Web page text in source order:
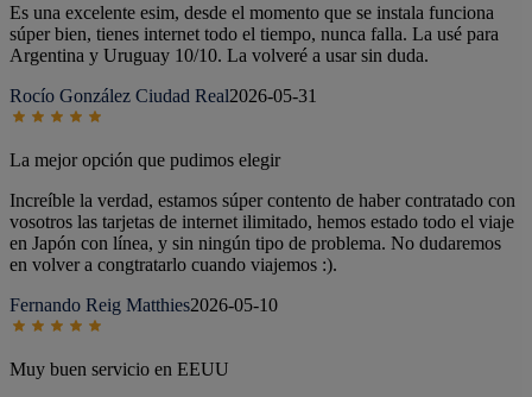
Es una excelente esim, desde el momento que se instala funciona
súper bien, tienes internet todo el tiempo, nunca falla. La usé para
Argentina y Uruguay 10/10. La volveré a usar sin duda.
Rocío González Ciudad Real2026-05-31
La mejor opción que pudimos elegir
Increíble la verdad, estamos súper contento de haber contratado con
vosotros las tarjetas de internet ilimitado, hemos estado todo el viaje
en Japón con línea, y sin ningún tipo de problema. No dudaremos
en volver a congtratarlo cuando viajemos :).
Fernando Reig Matthies2026-05-10
Muy buen servicio en EEUU